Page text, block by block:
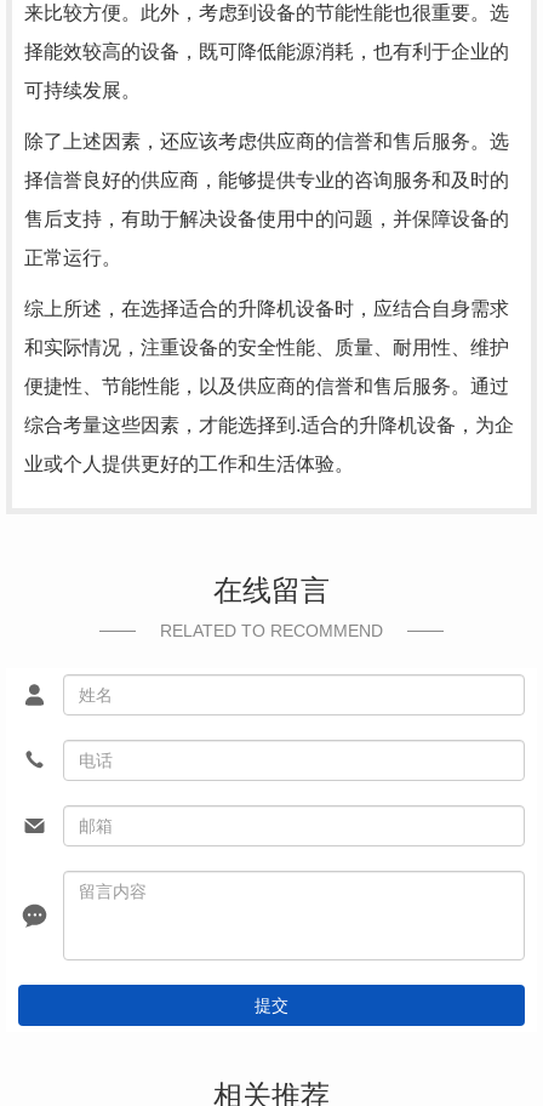
来比较方便。此外，考虑到设备的节能性能也很重要。选
择能效较高的设备，既可降低能源消耗，也有利于企业的
可持续发展。
除了上述因素，还应该考虑供应商的信誉和售后服务。选
择信誉良好的供应商，能够提供专业的咨询服务和及时的
售后支持，有助于解决设备使用中的问题，并保障设备的
正常运行。
综上所述，在选择适合的升降机设备时，应结合自身需求
和实际情况，注重设备的安全性能、质量、耐用性、维护
便捷性、节能性能，以及供应商的信誉和售后服务。通过
综合考量这些因素，才能选择到.适合的升降机设备，为企
业或个人提供更好的工作和生活体验。
在线留言
RELATED TO RECOMMEND
提交
相关推荐